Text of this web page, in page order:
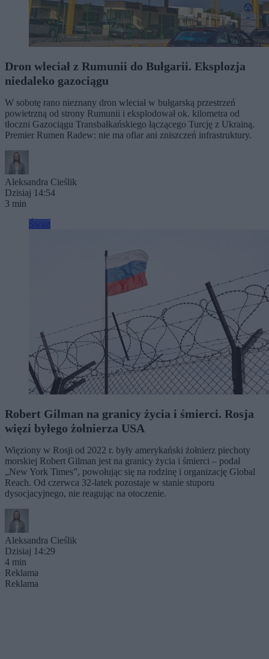
Dron wleciał z Rumunii do Bułgarii. Eksplozja
niedaleko gazociągu
W sobotę rano nieznany dron wleciał w bułgarską przestrzeń
powietrzną od strony Rumunii i eksplodował ok. kilometra od
tłoczni Gazociągu Transbałkańskiego łączącego Turcję z Ukrainą.
Premier Rumen Radew: nie ma ofiar ani zniszczeń infrastruktury.
Aleksandra Cieślik
Dzisiaj 14:54
3 min
Robert Gilman na granicy życia i śmierci. Rosja
więzi byłego żołnierza USA
Więziony w Rosji od 2022 r. były amerykański żołnierz piechoty
morskiej Robert Gilman jest na granicy życia i śmierci – podał
„New York Times”, powołując się na rodzinę i organizację Global
Reach. Od czerwca 32-latek pozostaje w stanie stuporu
dysocjacyjnego, nie reagując na otoczenie.
Aleksandra Cieślik
Dzisiaj 14:29
4 min
Reklama
Reklama